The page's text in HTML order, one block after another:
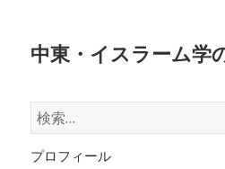
中東・イスラーム学
検
索:
プロフィール